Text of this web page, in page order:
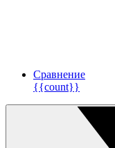
Сравнение
{{count}}